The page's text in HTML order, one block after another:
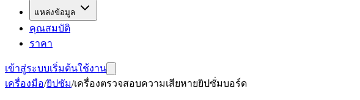
แหล่งข้อมูล
คุณสมบัติ
ราคา
เข้าสู่ระบบเริ่มต้นใช้งาน
เครื่องมือ/ยิปซัม/เครื่องตรวจสอบความเสียหายยิปซั่มบอร์ด